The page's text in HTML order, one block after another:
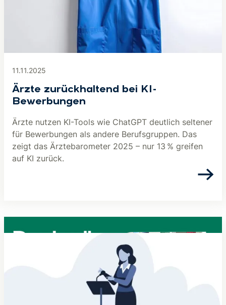
11.11.2025
Ärzte zurückhaltend bei KI-
Bewerbungen
Ärzte nutzen KI-Tools wie ChatGPT deutlich seltener
für Bewerbungen als andere Berufsgruppen. Das
zeigt das Ärztebarometer 2025 – nur 13 % greifen
auf KI zurück.